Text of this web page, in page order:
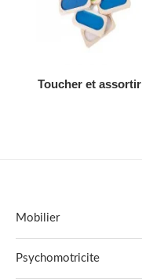
AJOUTER AU DEVIS
Toucher et assortir
Mobilier
Psychomotricite